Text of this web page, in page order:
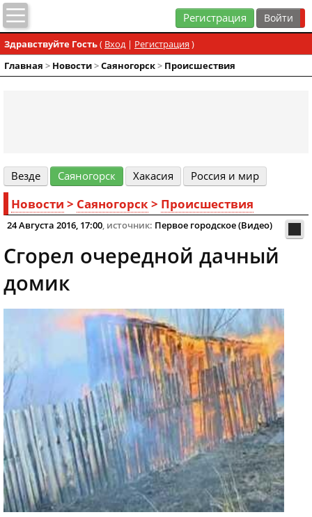
Регистрация
Здравствуйте Гость( Вход| Регистрация )
Главная > Новости>Cаяногорск> Происшествия
Везде Cаяногорск Хакасия Россия и мир
Новости > Cаяногорск> Происшествия
24 Августа 2016, 17:00, источник: Первое городское (Видео)
Сгорел очередной дачный
домик